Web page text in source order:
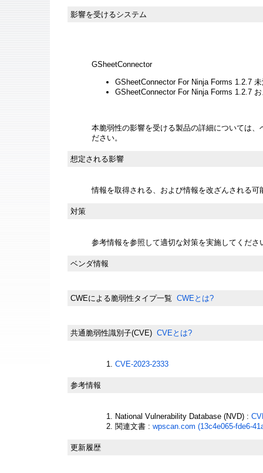
影響を受けるシステム
GSheetConnector
GSheetConnector For Ninja Forms 1.2.7
GSheetConnector For Ninja Forms 1.2.7
本脆弱性の影響を受ける製品の詳細については
ださい。
想定される影響
情報を取得される、および情報を改ざんされる可
対策
参考情報を参照して適切な対策を実施してくださ
ベンダ情報
CWEによる脆弱性タイプ一覧 CWEとは?
共通脆弱性識別子(CVE) CVEとは?
CVE-2023-2333
参考情報
National Vulnerability Database (NVD) :
関連文書 : wpscan.com (13c4e065-fde6-
更新履歴